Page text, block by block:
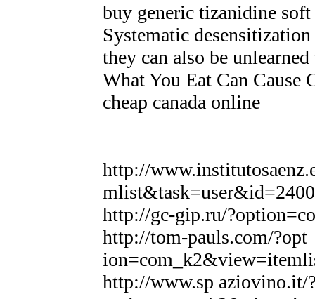
buy generic tizanidine
Systematic desensitization
they can also be
What You Eat Can Cause
cheap canada online
http://
mlist&task=user&id=2400
http://gc-gip.ru/
http://tom-pauls.com/?opt
http://www.sp aziovino.it/